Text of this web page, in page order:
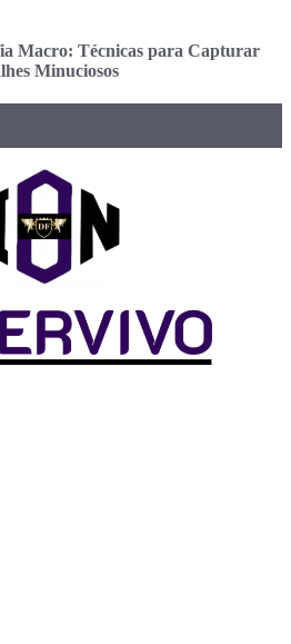
Macro: Técnicas para Capturar
Minuciosos